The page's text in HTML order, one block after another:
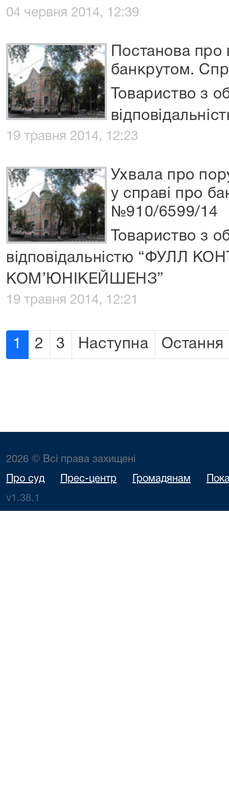
04 червня 2014, 12:39
Постанова
банкрутом.
Товариство з
19 травня 2014, 12:23
Ухвала про
у справі про
№910/6599/14
Товариство з
відповідальністю “ФУЛЛ
КОМ’ЮНІКЕЙШЕНЗ”
19 травня 2014, 12:21
1 2 3 Наступна Остання
2026 © Всі права захищені
Про суд Прес-центр Громадянам
v1.38.1